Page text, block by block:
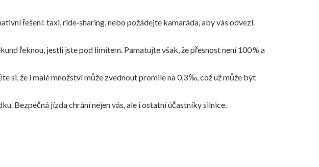
řešení: taxi, ride‑sharing, nebo požádejte kamaráda, aby vás odvezl.
řeknou, jestli jste pod limitem. Pamatujte však, že přesnost není 100 % a
si, že i malé množství může zvednout promile na 0,3 ‰, což už může být
Bezpečná jízda chrání nejen vás, ale i ostatní účastníky silnice.